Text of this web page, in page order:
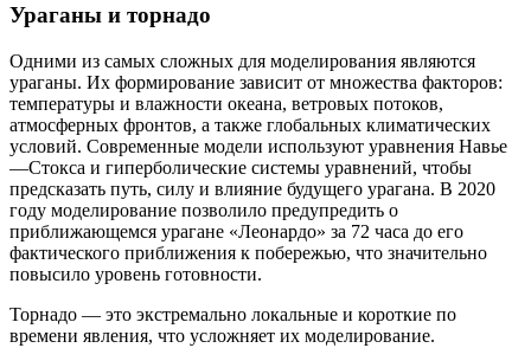
Ураганы и торнадо
Одними из самых сложных для моделирования являются
ураганы. Их формирование зависит от множества факторов:
температуры и влажности океана, ветровых потоков,
атмосферных фронтов, а также глобальных климатических
условий. Современные модели используют уравнения Навье
—Стокса и гиперболические системы уравнений, чтобы
предсказать путь, силу и влияние будущего урагана. В 2020
году моделирование позволило предупредить о
приближающемся урагане «Леонардо» за 72 часа до его
фактического приближения к побережью, что значительно
повысило уровень готовности.
Торнадо — это экстремально локальные и короткие по
времени явления, что усложняет их моделирование.